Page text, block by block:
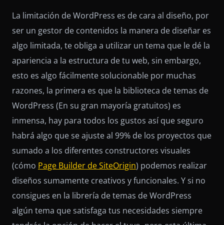
La limitación de WordPress es de cara al diseño, por
ser un gestor de contenidos la manera de diseñar es
algo limitada, te obliga a utilizar un tema que le dé la
apariencia a la estructura de tu web, sin embargo,
esto es algo fácilmente solucionable por muchas
razones, la primera es que la biblioteca de temas de
WordPress (En su gran mayoría gratuitos) es
inmensa, hay para todos los gustos así que seguro
habrá algo que se ajuste al 99% de los proyectos que
sumado a los diferentes constructores visuales
(cómo Page Builder de SiteOrigin) podemos realizar
diseños sumamente creativos y funcionales. Y si no
consigues en la librería de temas de WordPress
algún tema que satisfaga tus necesidades siempre